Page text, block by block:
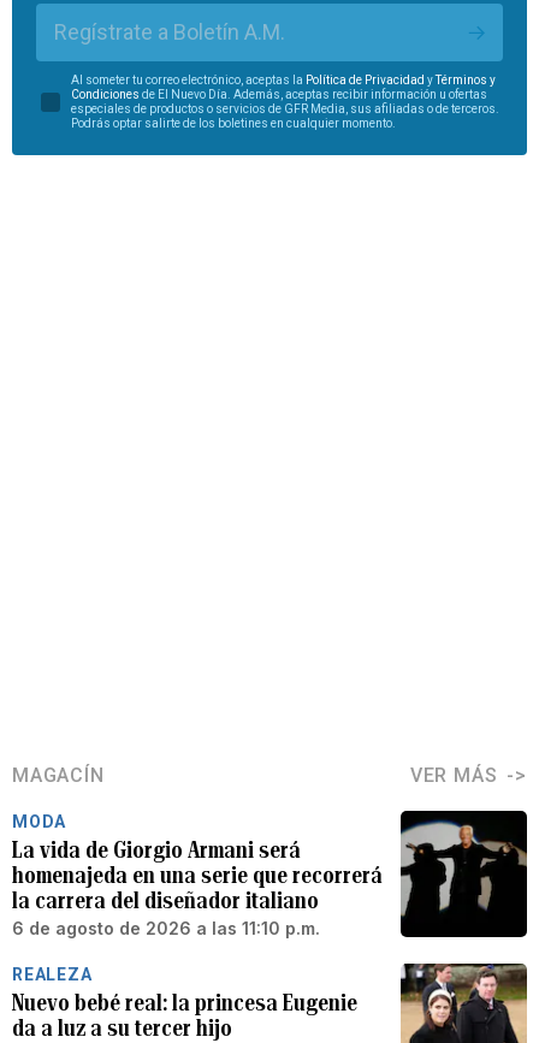
Regístrate a Boletín A.M.
Al someter tu correo electrónico, aceptas la Política de Privacidad yTérminos y
Condiciones de El Nuevo Día. Además, aceptas recibir información u ofertas
especiales de productos o servicios de GFR Media, sus afiliadas o de terceros.
Podrás optar salirte de los boletines en cualquier momento.
MAGACÍN VER MÁS
MODA
La vida de Giorgio Armani será
homenajeda en una serie que recorrerá
la carrera del diseñador italiano
6 de agosto de 2026 a las 11:10 p.m.
REALEZA
Nuevo bebé real: la princesa Eugenie
da a luz a su tercer hijo